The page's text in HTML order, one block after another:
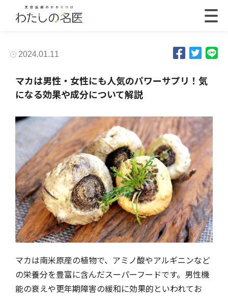
2024.01.11
マカは男性・女性にも人気のパワーサプリ！気
になる効果や成分について解説
マカは南米原産の植物で、アミノ酸やアルギニンなど
の栄養分を豊富に含んだスーパーフードです。男性機
能の衰えや更年期障害の緩和に効果的といわれてお